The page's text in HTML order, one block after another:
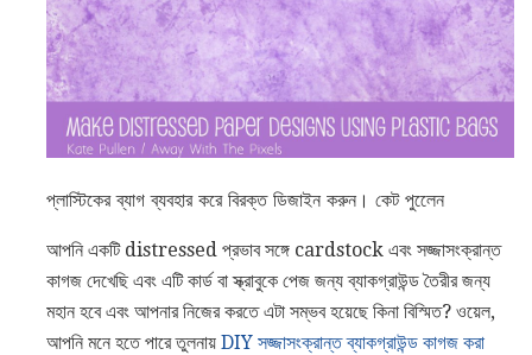
প্লাস্টিকের ব্যাগ ব্যবহার করে বিরক্ত ডিজাইন করুন। কেট পুলেেন
আপনি একটি distressed প্রভাব সঙ্গে cardstock এবং সজ্জাসংক্রান্ত
কাগজ দেখেছি এবং এটি কার্ড বা স্ক্রাবুকে পেজ জন্য ব্যাকগ্রাউন্ড তৈরীর জন্য
মহান হবে এবং আপনার নিজের করতে এটা সম্ভব হয়েছে কিনা বিস্মিত? ওয়েল,
আপনি মনে হতে পারে তুলনায় DIY সজ্জাসংক্রান্ত ব্যাকগ্রাউন্ড কাগজ করা